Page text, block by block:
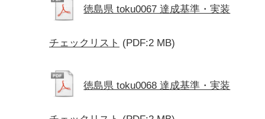
徳島県 toku0067 達成基準・実装
チェックリスト (PDF:2 MB)
徳島県 toku0068 達成基準・実装